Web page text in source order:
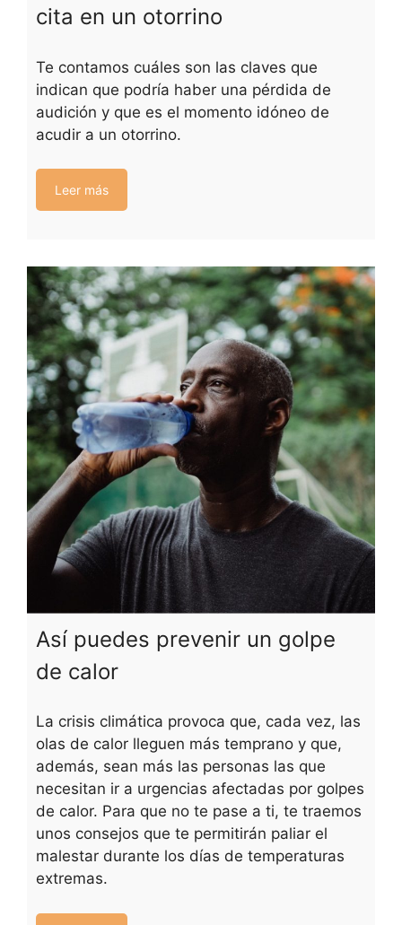
cita en un otorrino
Te contamos cuáles son las claves que
indican que podría haber una pérdida de
audición y que es el momento idóneo de
acudir a un otorrino.
Leer más
Así puedes prevenir un golpe
de calor
La crisis climática provoca que, cada vez, las
olas de calor lleguen más temprano y que,
además, sean más las personas las que
necesitan ir a urgencias afectadas por golpes
de calor. Para que no te pase a ti, te traemos
unos consejos que te permitirán paliar el
malestar durante los días de temperaturas
extremas.